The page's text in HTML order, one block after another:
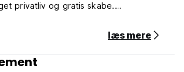
privatliv og gratis skabe.
hyggelige og venlige hostel tilbyder
og store fællesarealer til socialt
en masse plads til at slappe af.
læs mere